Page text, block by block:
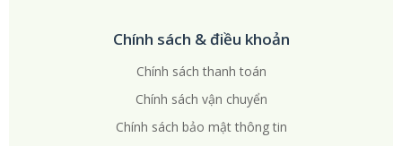
Chính sách & điều khoản
Chính sách thanh toán
Chính sách vận chuyển
Chính sách bảo mật thông tin